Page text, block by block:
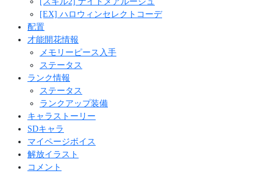
[EX] ハロウィンセレクトコーデ
配置
才能開花情報
メモリーピース入手
ステータス
ランク情報
ステータス
ランクアップ装備
キャラストーリー
SDキャラ
マイページボイス
解放イラスト
コメント